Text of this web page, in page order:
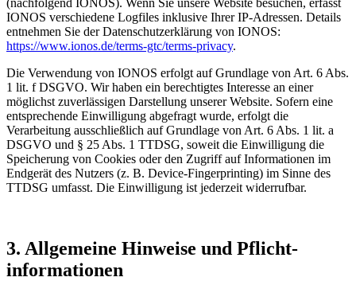
(nachfolgend IONOS). Wenn Sie unsere Website besuchen, erfasst
IONOS verschiedene Logfiles inklusive Ihrer IP-Adressen. Details
entnehmen Sie der Datenschutzerklärung von IONOS:
https://www.ionos.de/terms-gtc/terms-privacy.
Die Verwendung von IONOS erfolgt auf Grundlage von Art. 6 Abs.
1 lit. f DSGVO. Wir haben ein berechtigtes Interesse an einer
möglichst zuverlässigen Darstellung unserer Website. Sofern eine
entsprechende Einwilligung abgefragt wurde, erfolgt die
Verarbeitung ausschließlich auf Grundlage von Art. 6 Abs. 1 lit. a
DSGVO und § 25 Abs. 1 TTDSG, soweit die Einwilligung die
Speicherung von Cookies oder den Zugriff auf Informationen im
Endgerät des Nutzers (z. B. Device-Fingerprinting) im Sinne des
TTDSG umfasst. Die Einwilligung ist jederzeit widerrufbar.
3. Allgemeine Hinweise und Pflicht­
informationen